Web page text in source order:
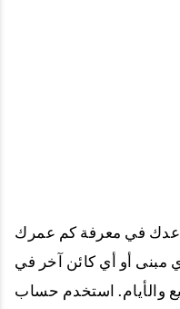
في معرفة كم عمرك
مبنى أو أي كائن آخر في
والأيام. استخدم حساب